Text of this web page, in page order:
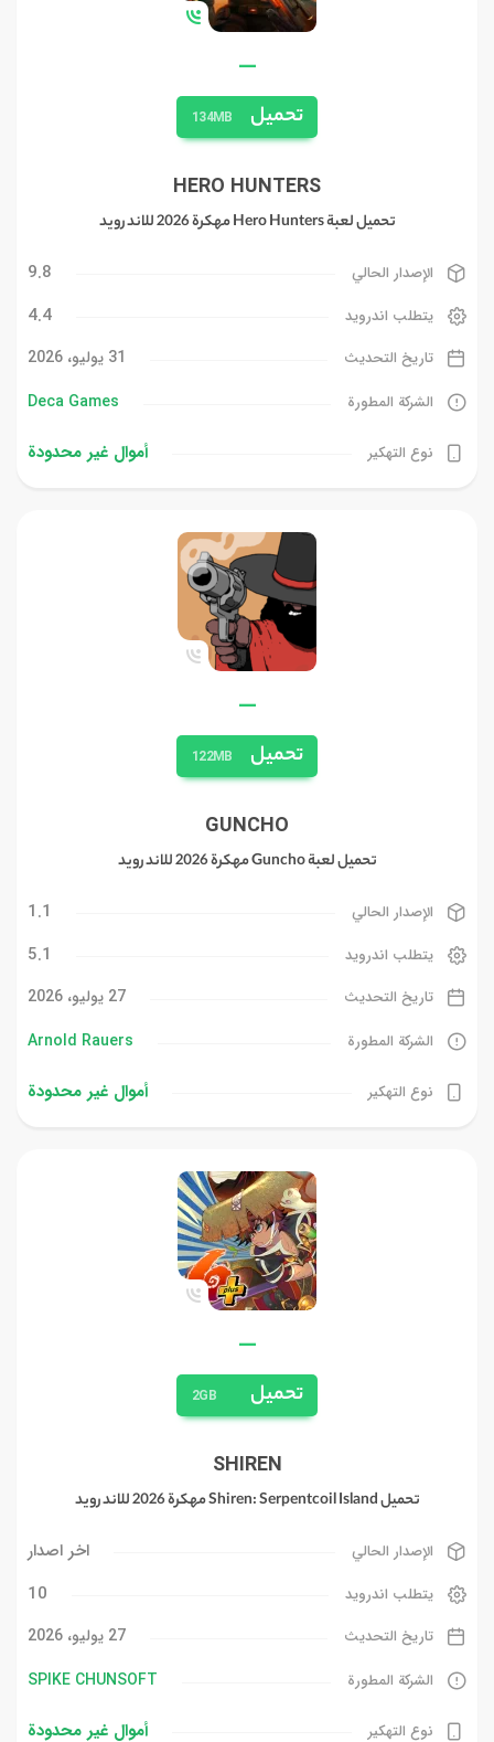
—
تحميل 134MB
HERO HUNTERS
تحميل لعبة Hero Hunters مهكرة 2026 للاندرويد
الإصدار الحالي 9.8
يتطلب اندرويد 4.4
تاريخ التحديث 31 يوليو، 2026
الشركة المطورة Deca Games‏
نوع التهكير أموال غیر محدودة
—
تحميل 122MB
GUNCHO
تحميل لعبة Guncho مهكرة 2026 للاندرويد
الإصدار الحالي 1.1
يتطلب اندرويد 5.1
تاريخ التحديث 27 يوليو، 2026
الشركة المطورة Arnold Rauers‏
نوع التهكير أموال غیر محدودة
—
تحميل 2GB
SHIREN
تحميل Shiren: Serpentcoil Island مهكرة 2026 للاندرويد
الإصدار الحالي اخر اصدار
يتطلب اندرويد 10
تاريخ التحديث 27 يوليو، 2026
الشركة المطورة SPIKE CHUNSOFT
نوع التهكير أموال غیر محدودة